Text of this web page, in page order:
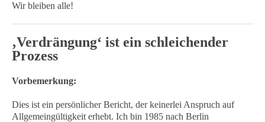
Wir bleiben alle!
‚Verdrängung‘ ist ein schleichender
Prozess
Vorbemerkung:
Dies ist ein persönlicher Bericht, der keinerlei Anspruch auf
Allgemeingültigkeit erhebt. Ich bin 1985 nach Berlin